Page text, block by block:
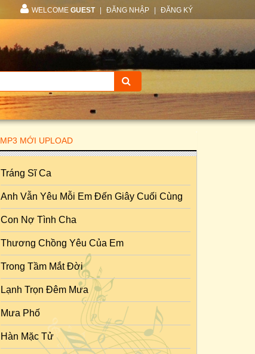
WELCOME GUEST ĐĂNG NHẬP ĐĂNG KÝ
MP3 MỚI UPLOAD
Tráng Sĩ Ca
Anh Vẫn Yêu Mỗi Em Đến Giây Cuối Cùng
Con Nợ Tình Cha
Thương Chồng Yêu Của Em
Trong Tầm Mắt Đời
Lạnh Trọn Đêm Mưa
Mưa Phố
Hàn Mặc Tử